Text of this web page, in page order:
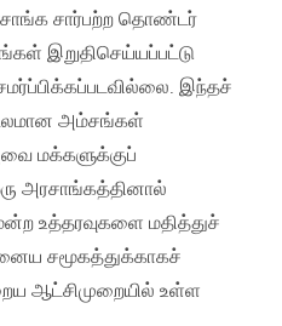
சார்பற்ற தொண்டர்
இறுதிசெய்யப்பட்டு
இந்தச்
அம்சங்கள்
மக்களுக்குப்
அரசாங்கத்தினால்
உத்தரவுகளை மதித்துச்
சமூகத்துக்காகச்
ஆட்சிமுறையில் உள்ள